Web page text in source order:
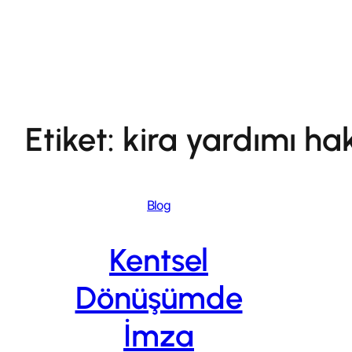
Etiket: kira yardımı
Blog
Kentsel
Dönüşümde
İmza